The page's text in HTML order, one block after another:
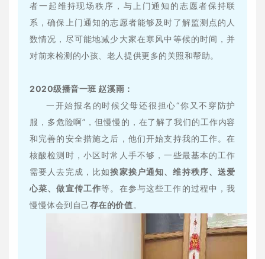
者一起维持现场秩序，与上门通知的志愿者保持联
系，确保上门通知的志愿者能够及时了解监测点的人
数情况，尽可能地减少大家在寒风中等候的时间，并
对前来检测的小孩、老人提供更多的关照和帮助。
2020级播音一班 赵溪雨：
一开始报名的时候父母还很担心“你又不穿防护
服，多危险啊”，但慢慢的，在了解了我们的工作内容
和完善的安全措施之后，他们开始支持我的工作。在
核酸检测时，小区时常人手不够，一些最基本的工作
需要人去完成，比如挨家挨户通知、维持秩序、送爱
心菜、做宣传工作等。在参与这些工作的过程中，我
慢慢体会到自己存在的价值。